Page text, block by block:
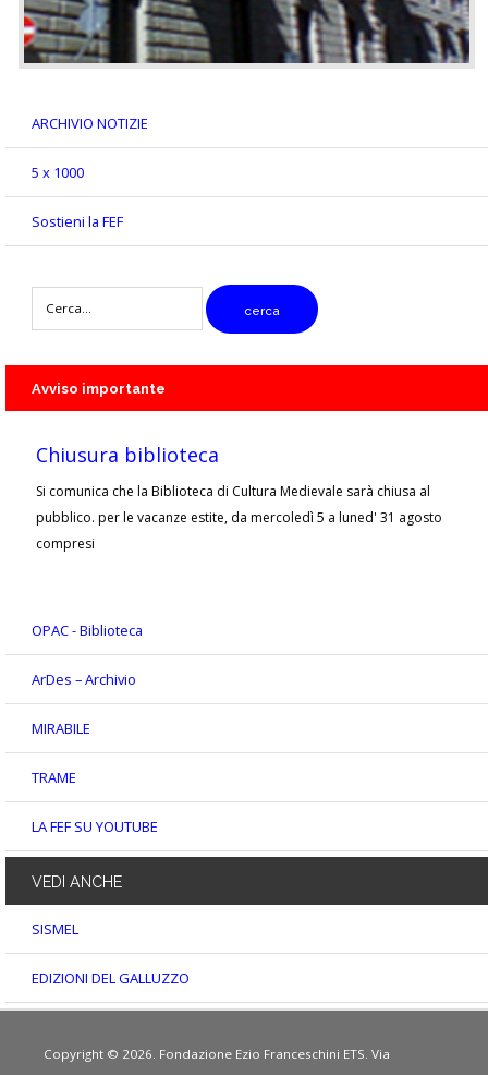
ARCHIVIO NOTIZIE
5 x 1000
Sostieni la FEF
cercare
cerca
Avviso importante
Chiusura biblioteca
Si comunica che la Biblioteca di Cultura Medievale sarà chiusa al
pubblico. per le vacanze estite, da mercoledì 5 a luned' 31 agosto
compresi
OPAC - Biblioteca
ArDes – Archivio
MIRABILE
TRAME
LA FEF SU YOUTUBE
VEDI ANCHE
SISMEL
EDIZIONI DEL GALLUZZO
Copyright © 2026. Fondazione Ezio Franceschini ETS. Via